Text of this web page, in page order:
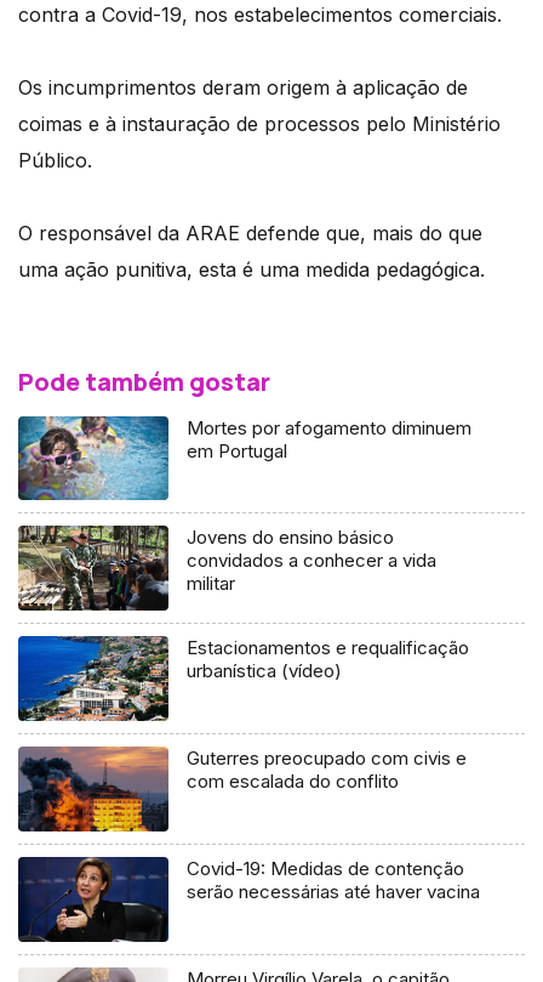
contra a Covid-19, nos estabelecimentos comerciais.
Os incumprimentos deram origem à aplicação de
coimas e à instauração de processos pelo Ministério
Público.
O responsável da ARAE defende que, mais do que
uma ação punitiva, esta é uma medida pedagógica.
Pode também gostar
Mortes por afogamento diminuem
em Portugal
Jovens do ensino básico
convidados a conhecer a vida
militar
Estacionamentos e requalificação
urbanística (vídeo)
Guterres preocupado com civis e
com escalada do conflito
Covid-19: Medidas de contenção
serão necessárias até haver vacina